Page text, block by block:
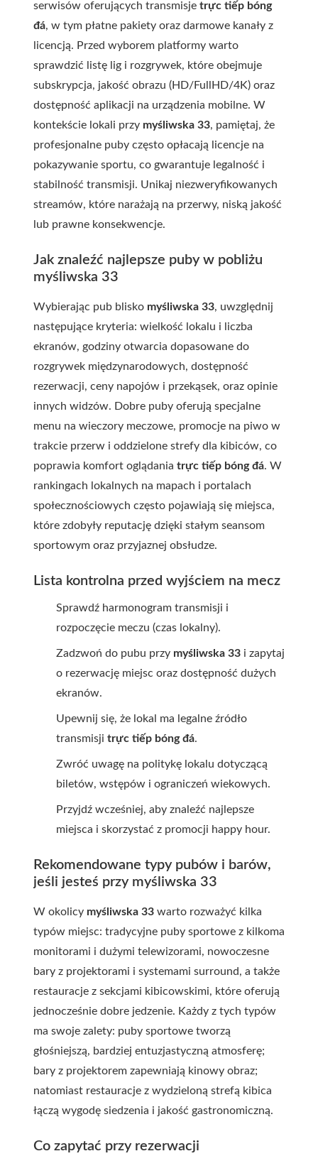
serwisów oferujących transmisje trực tiếp bóng
đá, w tym płatne pakiety oraz darmowe kanały z
licencją. Przed wyborem platformy warto
sprawdzić listę lig i rozgrywek, które obejmuje
subskrypcja, jakość obrazu (HD/FullHD/4K) oraz
dostępność aplikacji na urządzenia mobilne. W
kontekście lokali przy myśliwska 33, pamiętaj, że
profesjonalne puby często opłacają licencje na
pokazywanie sportu, co gwarantuje legalność i
stabilność transmisji. Unikaj niezweryfikowanych
streamów, które narażają na przerwy, niską jakość
lub prawne konsekwencje.
Jak znaleźć najlepsze puby w pobliżu
myśliwska 33
Wybierając pub blisko myśliwska 33, uwzględnij
następujące kryteria: wielkość lokalu i liczba
ekranów, godziny otwarcia dopasowane do
rozgrywek międzynarodowych, dostępność
rezerwacji, ceny napojów i przekąsek, oraz opinie
innych widzów. Dobre puby oferują specjalne
menu na wieczory meczowe, promocje na piwo w
trakcie przerw i oddzielone strefy dla kibiców, co
poprawia komfort oglądania trực tiếp bóng đá. W
rankingach lokalnych na mapach i portalach
społecznościowych często pojawiają się miejsca,
które zdobyły reputację dzięki stałym seansom
sportowym oraz przyjaznej obsłudze.
Lista kontrolna przed wyjściem na mecz
Sprawdź harmonogram transmisji i
rozpoczęcie meczu (czas lokalny).
Zadzwoń do pubu przy myśliwska 33 i zapytaj
o rezerwację miejsc oraz dostępność dużych
ekranów.
Upewnij się, że lokal ma legalne źródło
transmisji trực tiếp bóng đá.
Zwróć uwagę na politykę lokalu dotyczącą
biletów, wstępów i ograniczeń wiekowych.
Przyjdź wcześniej, aby znaleźć najlepsze
miejsca i skorzystać z promocji happy hour.
Rekomendowane typy pubów i barów,
jeśli jesteś przy myśliwska 33
W okolicy myśliwska 33 warto rozważyć kilka
typów miejsc: tradycyjne puby sportowe z kilkoma
monitorami i dużymi telewizorami, nowoczesne
bary z projektorami i systemami surround, a także
restauracje z sekcjami kibicowskimi, które oferują
jednocześnie dobre jedzenie. Każdy z tych typów
ma swoje zalety: puby sportowe tworzą
głośniejszą, bardziej entuzjastyczną atmosferę;
bary z projektorem zapewniają kinowy obraz;
natomiast restauracje z wydzieloną strefą kibica
łączą wygodę siedzenia i jakość gastronomiczną.
Co zapytać przy rezerwacji